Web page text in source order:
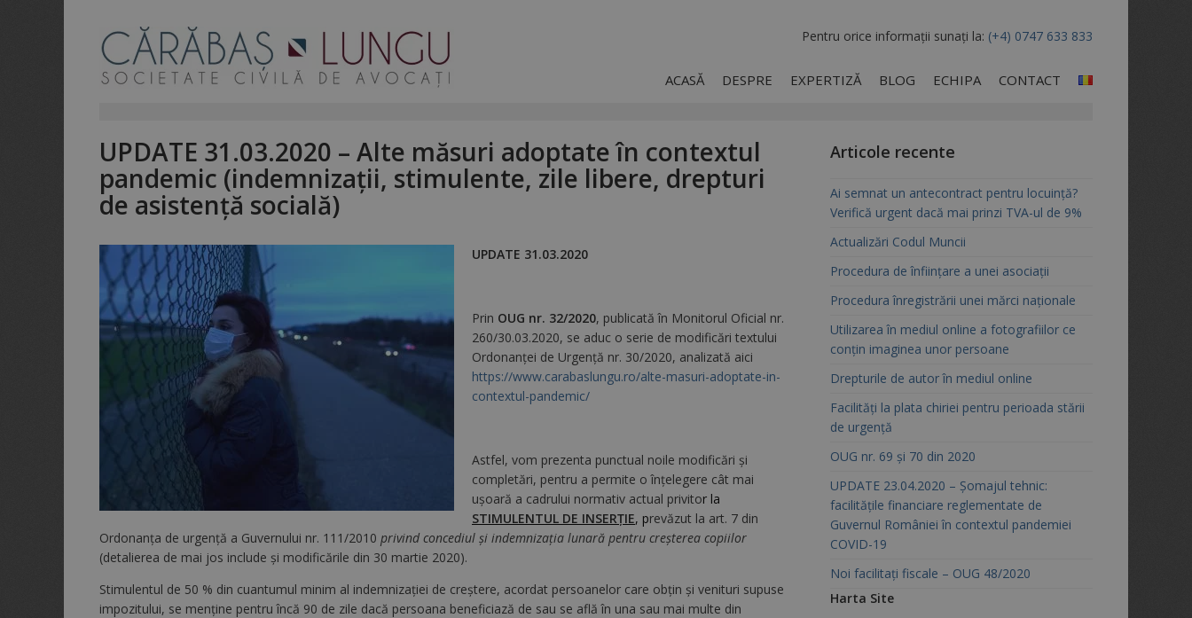
Pentru orice informații sunați la: (+4) 0747 633 833
ACASĂ DESPRE EXPERTIZĂ BLOG ECHIPA CONTACT
UPDATE 31.03.2020 – Alte măsuri adoptate în contextul
pandemic (indemnizații, stimulente, zile libere, drepturi
de asistență socială)
UPDATE 31.03.2020
Prin OUG nr. 32/2020, publicată în Monitorul Oficial nr.
260/30.03.2020, se aduc o serie de modificări textului
Ordonanței de Urgență nr. 30/2020, analizată aici
https://www.carabaslungu.ro/alte-masuri-adoptate-in-
contextul-pandemic/
Astfel, vom prezenta punctual noile modificări și
completări, pentru a permite o înțelegere cât mai
ușoară a cadrului normativ actual privitor la
STIMULENTUL DE INSERȚIE, prevăzut la art. 7 din
Ordonanţa de urgenţă a Guvernului nr. 111/2010 privind concediul şi indemnizaţia lunară pentru creşterea copiilor
(detalierea de mai jos include și modificările din 30 martie 2020).
Stimulentul de 50 % din cuantumul minim al indemnizaţiei de creștere, acordat persoanelor care obțin și venituri supuse
impozitului, se menține pentru încă 90 de zile dacă persoana beneficiază de sau se află în una sau mai multe din
Articole recente
Ai semnat un antecontract pentru locuință?
Verifică urgent dacă mai prinzi TVA-ul de 9%
Actualizări Codul Muncii
Procedura de înființare a unei asociații
Procedura înregistrării unei mărci naționale
Utilizarea în mediul online a fotografiilor ce
conțin imaginea unor persoane
Drepturile de autor în mediul online
Facilități la plata chiriei pentru perioada stării
de urgență
OUG nr. 69 și 70 din 2020
UPDATE 23.04.2020 – Șomajul tehnic:
facilitățile financiare reglementate de
Guvernul României în contextul pandemiei
COVID-19
Noi facilitați fiscale – OUG 48/2020
Harta Site